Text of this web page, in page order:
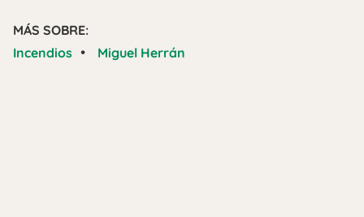
MÁS SOBRE:
Incendios • Miguel Herrán